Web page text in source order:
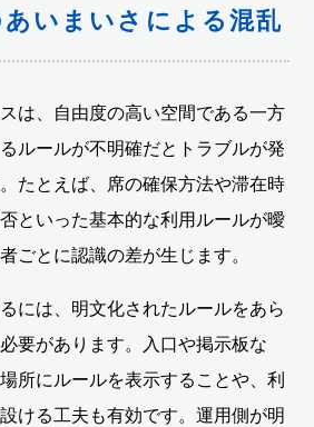
いまいさによる混乱
は、自由度の高い空間である一方
ルールが不明確だとトラブルが発
たとえば、席の確保方法や滞在時
といった基本的な利用ルールが曖
ごとに認識の差が生じます。
には、明文化されたルールをあら
要があります。入口や掲示板な
所にルールを表示することや、利
ける工夫も有効です。運用側が明